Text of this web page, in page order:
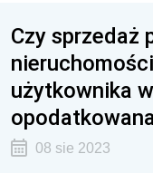
Czy sprzedaż
użytkownika
08 sie 2023